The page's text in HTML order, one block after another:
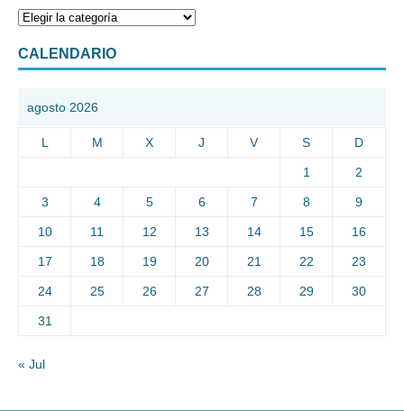
CALENDARIO
agosto 2026
L M X J V S D
1 2
3 4 5 6 7 8 9
10 11 12 13 14 15 16
17 18 19 20 21 22 23
24 25 26 27 28 29 30
31
« Jul